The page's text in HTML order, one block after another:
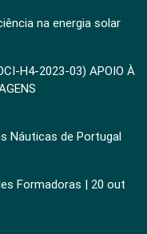
na energia solar
H4-2023-03) APOIO À
Náuticas de Portugal
Formadoras | 20 out